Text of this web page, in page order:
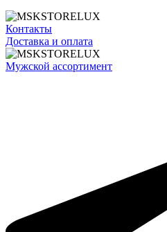
Контакты
Доставка и оплата
Мужской ассортимент